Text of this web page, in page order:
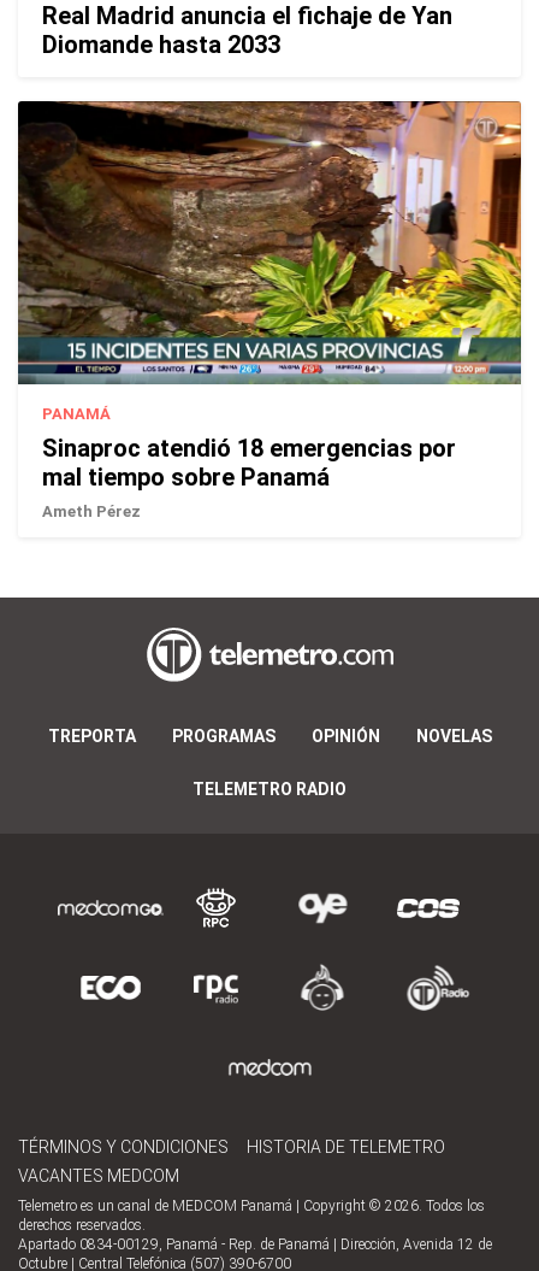
Real Madrid anuncia el fichaje de Yan
Diomande hasta 2033
PANAMÁ
Sinaproc atendió 18 emergencias por
mal tiempo sobre Panamá
Ameth Pérez
TREPORTA PROGRAMAS OPINIÓN NOVELAS
TELEMETRO RADIO
TÉRMINOS Y CONDICIONES
HISTORIA DE TELEMETRO
VACANTES MEDCOM
Telemetro es un canal de MEDCOM Panamá | Copyright © 2026. Todos los
derechos reservados.
Apartado 0834-00129, Panamá - Rep. de Panamá | Dirección, Avenida 12 de
Octubre | Central Telefónica (507) 390-6700